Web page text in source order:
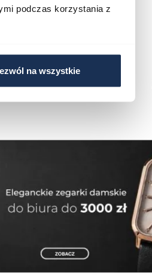
podczas korzystania z
na wszystkie